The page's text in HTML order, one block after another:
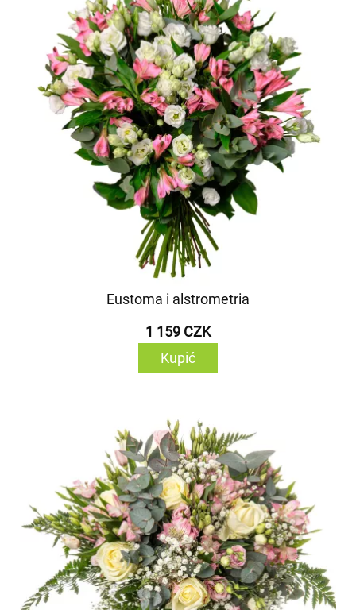
Eustoma i alstrometria
1 159 CZK
Kupić